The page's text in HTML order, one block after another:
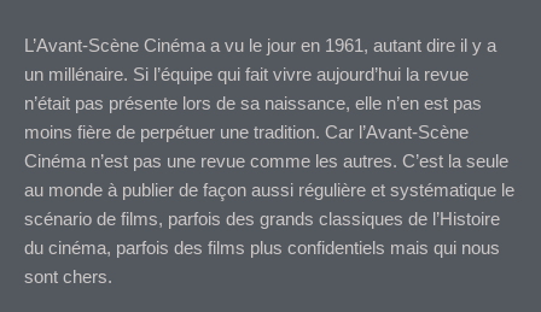
L’Avant-Scène Cinéma a vu le jour en 1961, autant dire il y a
un millénaire. Si l’équipe qui fait vivre aujourd’hui la revue
n’était pas présente lors de sa naissance, elle n’en est pas
moins fière de perpétuer une tradition. Car l’Avant-Scène
Cinéma n’est pas une revue comme les autres. C’est la seule
au monde à publier de façon aussi régulière et systématique le
scénario de films, parfois des grands classiques de l’Histoire
du cinéma, parfois des films plus confidentiels mais qui nous
sont chers.